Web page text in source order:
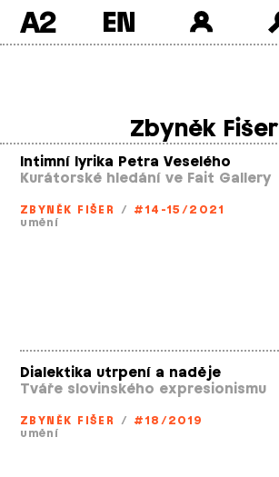
A2
Zbyněk Fišer
Intimní lyrika Petra Veselého
Kurátorské hledání ve Fait Gallery
ZBYNĚK FIŠER / #14-15/2021
umění
Dialektika utrpení a naděje
Tváře slovinského expresionismu
ZBYNĚK FIŠER / #18/2019
umění